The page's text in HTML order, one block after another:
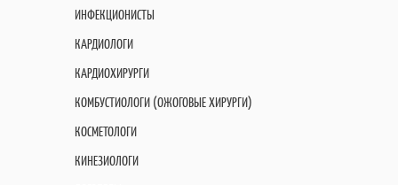
ИНФЕКЦИОНИСТЫ
КАРДИОЛОГИ
КАРДИОХИРУРГИ
КОМБУСТИОЛОГИ (ОЖОГОВЫЕ ХИРУРГИ)
КОСМЕТОЛОГИ
КИНЕЗИОЛОГИ